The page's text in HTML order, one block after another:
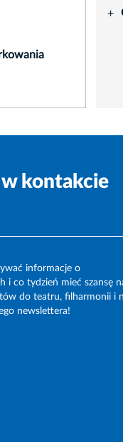
+
w kontakcie
informacje o
i co tydzień mieć szansę
do teatru, filharmonii i
newslettera!